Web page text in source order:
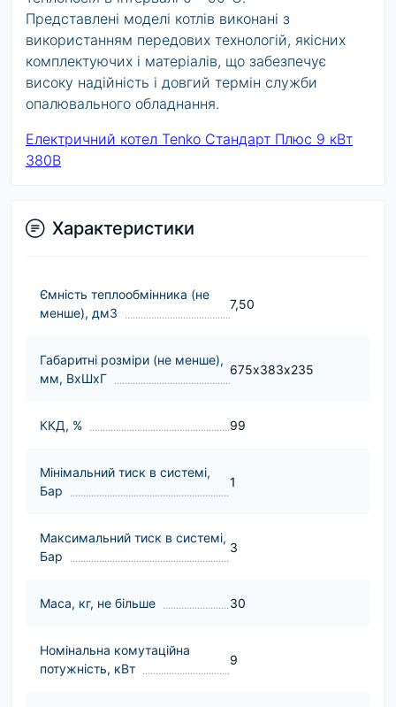
Представлені моделі котлів виконані з
використанням передових технологій, якісних
комплектуючих і матеріалів, що забезпечує
високу надійність і довгий термін служби
опалювального обладнання.
Електричний котел Tenko Стандарт Плюс 9 кВт
380В
Характеристики
Ємність теплообмінника (не
менше), дм3
7,50
Габаритні розміри (не менше),
мм, ВхШхГ
675х383х235
ККД, % 99
Мінімальний тиск в системі,
Бар
1
Максимальний тиск в системі,
Бар
3
Маса, кг, не більше 30
Номінальна комутаційна
потужність, кВт
9